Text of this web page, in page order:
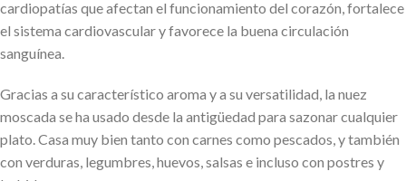
cardiopatías que afectan el funcionamiento del corazón, fortalece
el sistema cardiovascular y favorece la buena circulación
sanguínea.
Gracias a su característico aroma y a su versatilidad, la nuez
moscada se ha usado desde la antigüedad para sazonar cualquier
plato. Casa muy bien tanto con carnes como pescados, y también
con verduras, legumbres, huevos, salsas e incluso con postres y